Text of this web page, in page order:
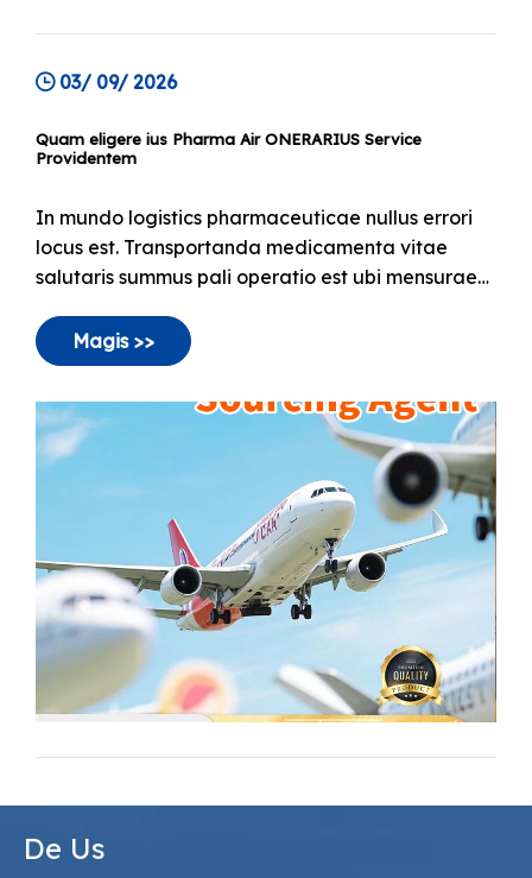
03/ 09/ 2026
Quam eligere ius Pharma Air ONERARIUS Service
Providentem
In mundo logistics pharmaceuticae nullus errori
locus est. Transportanda medicamenta vitae
salutaris summus pali operatio est ubi mensurae
temperata declinatio integram amet vaccina vel
biologicas inutiles reddere potest, fractum
Magis >>
De Us